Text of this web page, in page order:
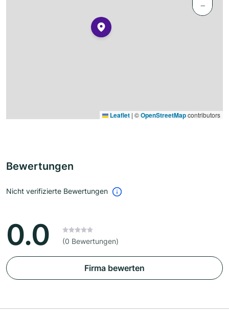
−
Leaflet | ©OpenStreetMapcontributors
Bewertungen
Nicht verifizierte Bewertungen
0.0 (0 Bewertungen)
Firma bewerten